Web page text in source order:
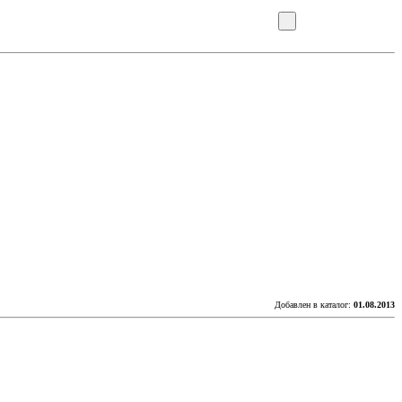
Добавлен в каталог: 01.08.2013